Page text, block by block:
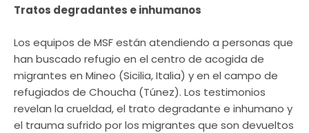
Tratos degradantes e inhumanos
Los equipos de MSF están atendiendo a personas que
han buscado refugio en el centro de acogida de
migrantes en Mineo (Sicilia, Italia) y en el campo de
refugiados de Choucha (Túnez). Los testimonios
revelan la crueldad, el trato degradante e inhumano y
el trauma sufrido por los migrantes que son devueltos